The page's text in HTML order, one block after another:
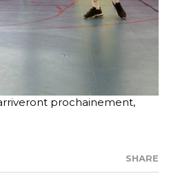
prochainement,
SHARE